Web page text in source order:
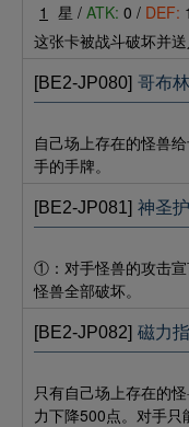
1 星 / ATK: 0 / DEF:
这张卡被战斗破坏并
[BE2-JP080] 哥布
自己场上存在的怪兽
手的手牌。
[BE2-JP081] 神圣
①：对手怪兽的攻击
怪兽全部破坏。
[BE2-JP082] 磁力
只有自己场上存在的
力下降500点。对手只